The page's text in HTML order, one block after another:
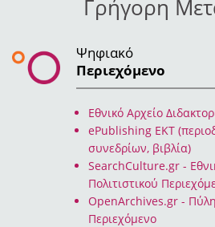
Γρήγορη
Ψηφιακό
Περιεχόμενο
Eθνικό Αρχείο
ePublishing EKT
συνεδρίων, βιβλία)
SearchCulture.gr -
Πολιτιστικού
OpenArchives.gr -
Περιεχόμενο